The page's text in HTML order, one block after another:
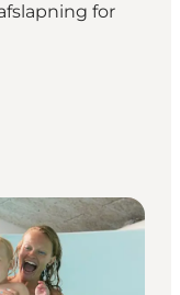
for
on_map